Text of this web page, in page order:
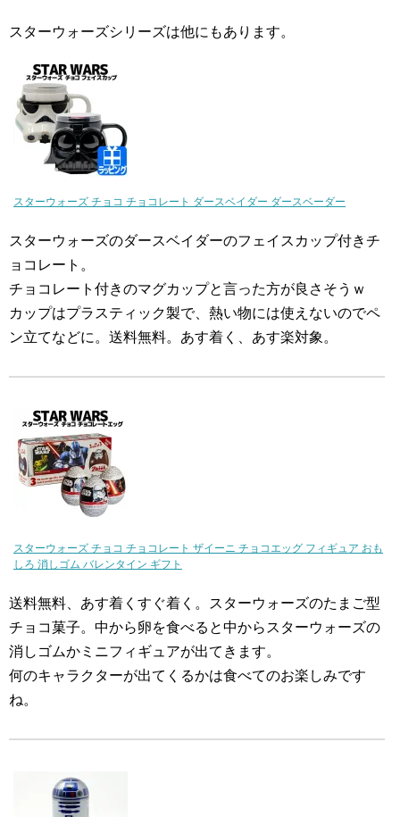
スターウォーズシリーズは他にもあります。
スターウォーズ チョコ チョコレート ダースベイダー ダースベーダー
スターウォーズのダースベイダーのフェイスカップ付きチ
ョコレート。
チョコレート付きのマグカップと言った方が良さそうｗ
カップはプラスティック製で、熱い物には使えないのでペ
ン立てなどに。送料無料。あす着く、あす楽対象。
スターウォーズ チョコ チョコレート ザイーニ チョコエッグ フィギュア おも
しろ 消しゴム バレンタイン ギフト
送料無料、あす着くすぐ着く。スターウォーズのたまご型
チョコ菓子。中から卵を食べると中からスターウォーズの
消しゴムかミニフィギュアが出てきます。
何のキャラクターが出てくるかは食べてのお楽しみです
ね。